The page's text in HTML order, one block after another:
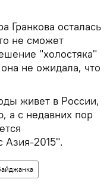
Гранкова осталась
не сможет
"холостяка"
не ожидала, что
живет в России,
а с недавних пор
Азия-2015".